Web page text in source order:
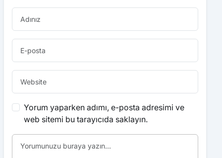
Yorum yaparken adımı, e-posta adresimi ve
web sitemi bu tarayıcıda saklayın.